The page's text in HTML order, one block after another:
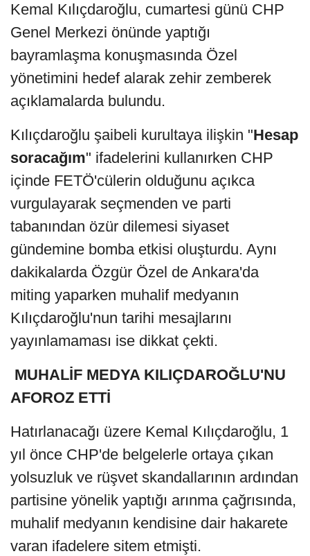
Kemal Kılıçdaroğlu, cumartesi günü CHP
Genel Merkezi önünde yaptığı
bayramlaşma konuşmasında Özel
yönetimini hedef alarak zehir zemberek
açıklamalarda bulundu.
Kılıçdaroğlu şaibeli kurultaya ilişkin "Hesap
soracağım" ifadelerini kullanırken CHP
içinde FETÖ'cülerin olduğunu açıkca
vurgulayarak seçmenden ve parti
tabanından özür dilemesi siyaset
gündemine bomba etkisi oluşturdu. Aynı
dakikalarda Özgür Özel de Ankara'da
miting yaparken muhalif medyanın
Kılıçdaroğlu'nun tarihi mesajlarını
yayınlamaması ise dikkat çekti.
MUHALİF MEDYA KILIÇDAROĞLU'NU
AFOROZ ETTİ
Hatırlanacağı üzere Kemal Kılıçdaroğlu, 1
yıl önce CHP'de belgelerle ortaya çıkan
yolsuzluk ve rüşvet skandallarının ardından
partisine yönelik yaptığı arınma çağrısında,
muhalif medyanın kendisine dair hakarete
varan ifadelere sitem etmişti.